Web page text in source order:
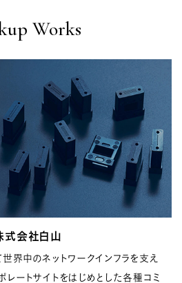
Works
式会社白山
界中のネットワークインフラを支え
ートサイトをはじめとした各種コミ